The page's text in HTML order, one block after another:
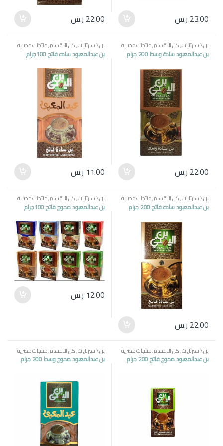
23.00 ر.س 22.00 ر.س
بن \ سبرتايات,كل الاقسام,منتجات مصرية
بن عبدالمعبود سادة وسط 200 جرام
22.00 ر.س
بن \ سبرتايات,كل الاقسام,منتجات مصرية
بن عبدالمعبود ساده فاتح 100جرام
11.00 ر.س
بن \ سبرتايات,كل الاقسام,منتجات مصرية
بن عبدالمعبود ساده فاتح 200 جرام
22.00 ر.س
بن \ سبرتايات,كل الاقسام,منتجات مصرية
بن عبدالمعبود محوج فاتح 100جرام
12.00 ر.س
بن \ سبرتايات,كل الاقسام,منتجات مصرية
بن عبدالمعبود محوج فاتح 200 جرام
بن \ سبرتايات,كل الاقسام,منتجات مصرية
بن عبدالمعبود محوج وسط 200 جرام